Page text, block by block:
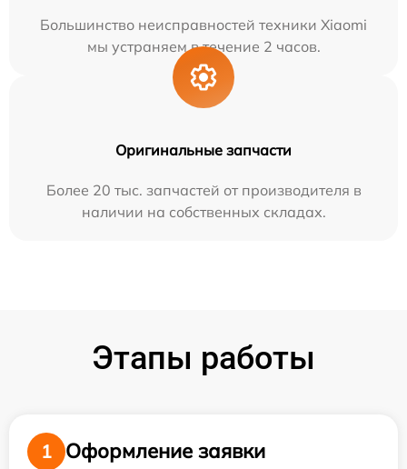
Большинство неисправностей техники Xiaomi
мы устраняем в течение 2 часов.
Оригинальные запчасти
Более 20 тыс. запчастей от производителя в
наличии на собственных складах.
Этапы работы
1
Оформление заявки